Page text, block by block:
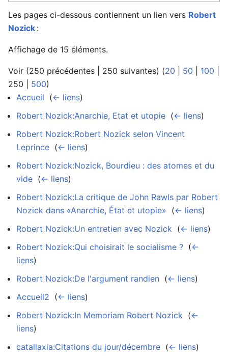
Les pages ci-dessous contiennent un lien vers Robert
Nozick :
Affichage de 15 éléments.
Voir (250 précédentes 250 suivantes) (20 50 100
250
500)
Accueil (← liens)
Robert Nozick:Anarchie, Etat et utopie (← liens)
Robert Nozick:Robert Nozick selon Vincent
Leprince (← liens)
Robert Nozick:Nozick, Bourdieu : des atomes et du
vide (← liens)
Robert Nozick:La critique de John Rawls par Robert
Nozick dans «Anarchie, État et utopie» (← liens)
Robert Nozick:Un entretien avec Nozick (← liens)
Robert Nozick:Qui choisirait le socialisme ? (←
liens)
Robert Nozick:De l'argument randien (← liens)
Accueil2 (← liens)
Robert Nozick:In Memoriam Robert Nozick (←
liens)
catallaxia:Citations du jour/décembre (← liens)